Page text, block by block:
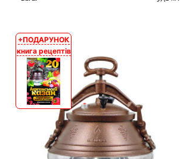
АКЦІЯ
+ПОДАРУНОК
книга рецептів